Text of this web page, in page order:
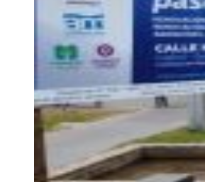
PROTAGONISTAS
EL NUEVE STREAMS
PROGRAMACIÓN
EN VIVO